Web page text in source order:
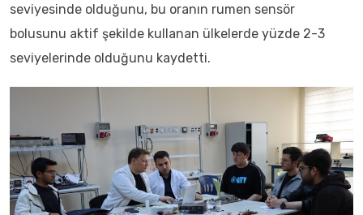
seviyesinde olduğunu, bu oranın rumen sensör
bolusunu aktif şekilde kullanan ülkelerde yüzde 2-3
seviyelerinde olduğunu kaydetti.